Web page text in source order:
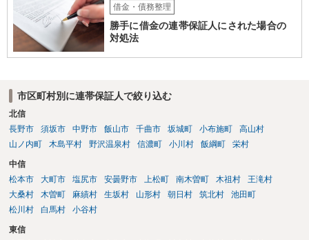
借金・債務整理
勝手に借金の連帯保証人にされた場合の
対処法
市区町村別に連帯保証人で絞り込む
北信
長野市
須坂市 中野市 飯山市 千曲市 坂城町 小布施町
高山村
山ノ内町
木島平村 野沢温泉村 信濃町 小川村 飯綱町 栄村
中信
松本市
大町市 塩尻市 安曇野市 上松町 南木曽町 木祖村
王滝村
大桑村
木曽町 麻績村 生坂村 山形村 朝日村 筑北村
池田町
松川村
白馬村 小谷村
東信